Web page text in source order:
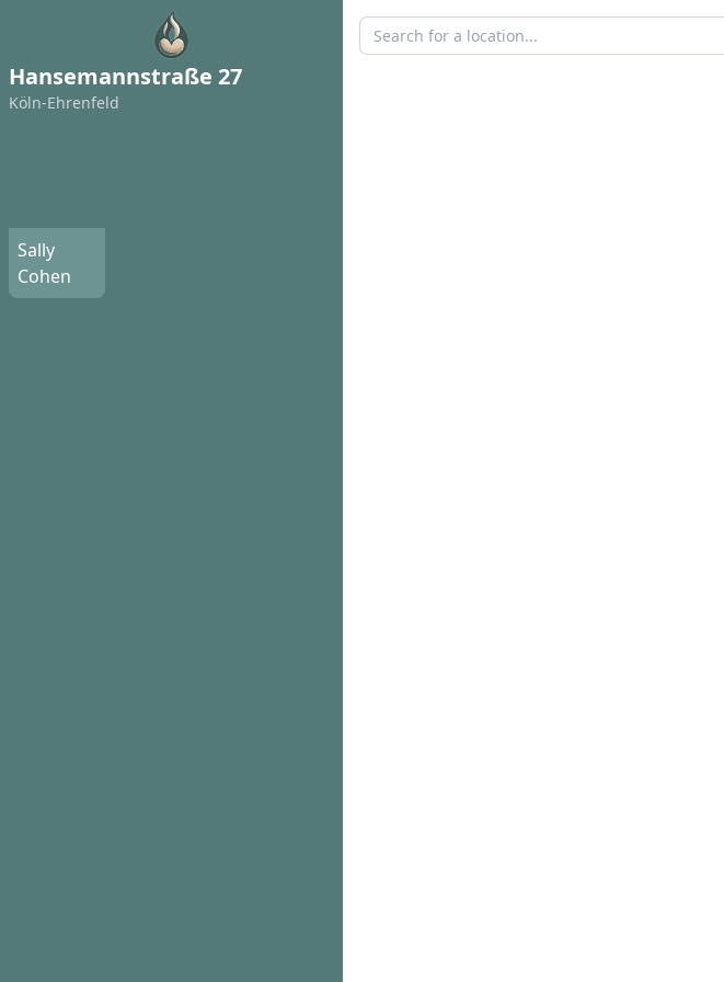
Hansemannstraße 27
Köln-Ehrenfeld
Sally
Cohen